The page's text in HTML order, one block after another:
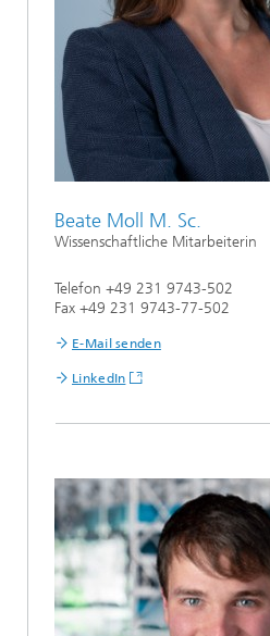
Beate Moll M. Sc.
Wissenschaftliche Mitarbeiterin
Telefon +49 231 9743-502
Fax +49 231 9743-77-502
E-Mail senden
LinkedIn